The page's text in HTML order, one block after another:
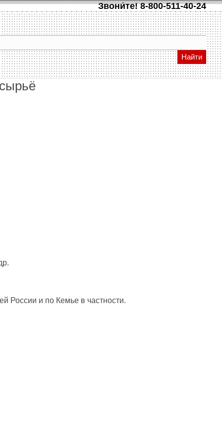
Звони́те!8-800-511-40-24
Найти
России и по Кемье в частности.